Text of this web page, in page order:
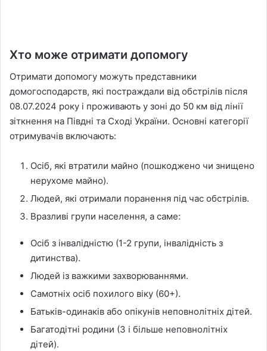
Хто може отримати допомогу
Отримати допомогу можуть представники
домогосподарств, які постраждали від обстрілів після
08.07.2024 року і проживають у зоні до 50 км від лінії
зіткнення на Півдні та Сході України. Основні категорії
отримувачів включають:
Осіб, які втратили майно (пошкоджено чи знищено
нерухоме майно).
Людей, які отримали поранення під час обстрілів.
Вразливі групи населення, а саме:
Осіб з інвалідністю (1-2 групи, інвалідність з
дитинства).
Людей із важкими захворюваннями.
Самотніх осіб похилого віку (60+).
Батьків-одинаків або опікунів неповнолітніх дітей.
Багатодітні родини (3 і більше неповнолітніх
дітей).